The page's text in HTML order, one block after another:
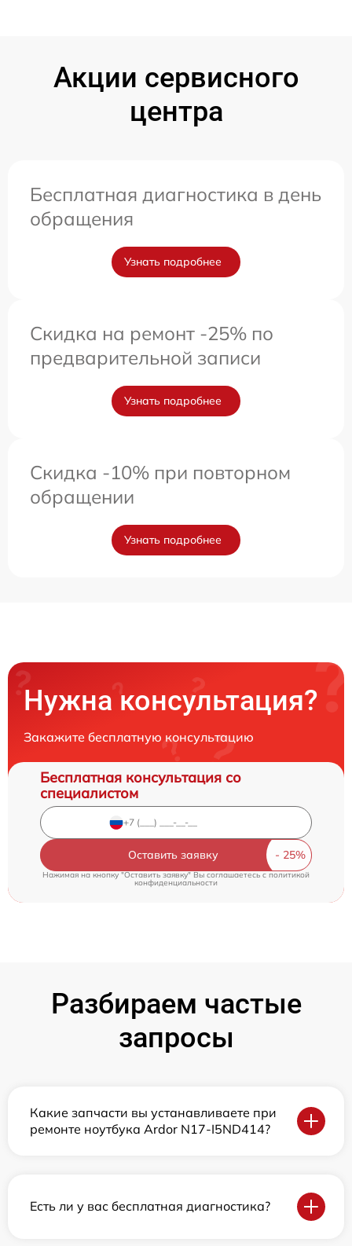
Акции сервисного
центра
Бесплатная диагностика в день
обращения
Узнать подробнее
Скидка на ремонт -25% по
предварительной записи
Узнать подробнее
Скидка -10% при повторном
обращении
Узнать подробнее
Нужна консультация?
Закажите бесплатную консультацию
Бесплатная консультация со
специалистом
Оставить заявку
Нажимая на кнопку "Оставить заявку" Вы соглашаетесь cполитикой
конфиденциальности
Разбираем частые
запросы
Какие запчасти вы устанавливаете при
ремонте ноутбука Ardor N17-I5ND414?
Есть ли у вас бесплатная диагностика?